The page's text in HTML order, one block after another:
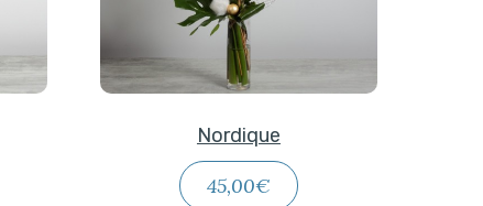
Nordique
45,00€